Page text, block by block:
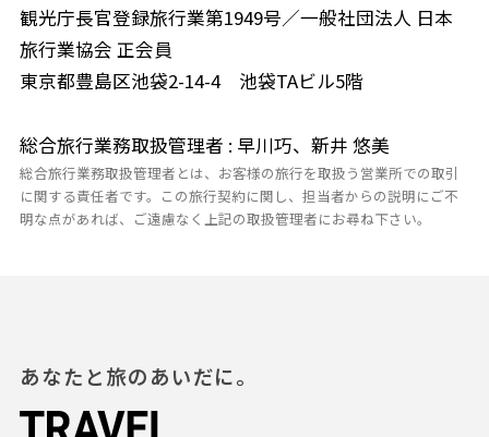
観光庁長官登録旅行業第1949号／一般社団法人 日本
旅行業協会 正会員
東京都豊島区池袋2-14-4 池袋TAビル5階
総合旅行業務取扱管理者 : 早川巧、新井 悠美
総合旅行業務取扱管理者とは、お客様の旅行を取扱う営業所での取引
に関する責任者です。この旅行契約に関し、担当者からの説明にご不
明な点があれば、ご遠慮なく上記の取扱管理者にお尋ね下さい。
あなたと旅のあいだに。